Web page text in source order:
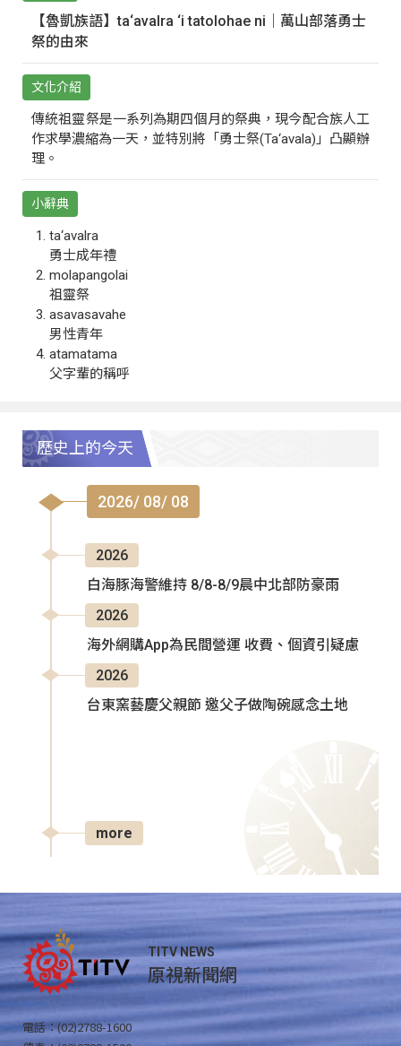
【魯凱族語】ta‘avalra ‘i tatolohae ni｜萬山部落勇士
祭的由來
文化介紹
傳統祖靈祭是一系列為期四個月的祭典，現今配合族人工
作求學濃縮為一天，並特別將「勇士祭(Ta‘avala)」凸顯辦
理。
小辭典
ta‘avalra
勇士成年禮
molapangolai
祖靈祭
asavasavahe
男性青年
atamatama
父字輩的稱呼
歷史上的今天
2026/ 08/ 08
2026
白海豚海警維持 8/8-8/9晨中北部防豪雨
2026
海外網購App為民間營運 收費、個資引疑慮
2026
台東窯藝慶父親節 邀父子做陶碗感念土地
more
TITV NEWS
原視新聞網
電話：(02)2788-1600